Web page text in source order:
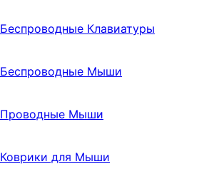
Беспроводные Клавиатуры
Беспроводные Мыши
Проводные Мыши
Коврики для Мыши